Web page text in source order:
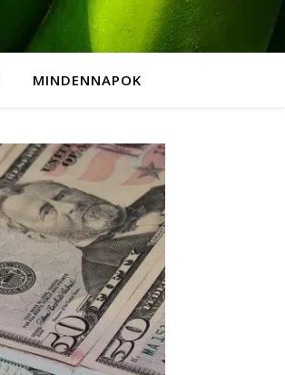
MINDENNAPOK